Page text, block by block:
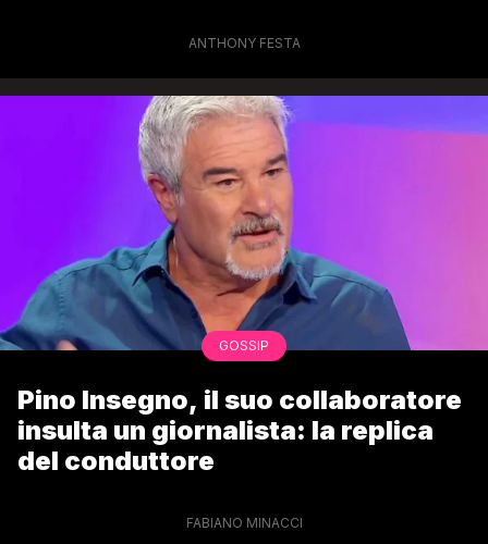
ANTHONY FESTA
GOSSIP
Pino Insegno, il suo collaboratore
insulta un giornalista: la replica
del conduttore
FABIANO MINACCI